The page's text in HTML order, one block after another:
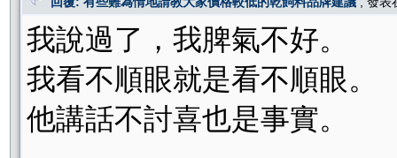
我說過了，我脾氣不好。
我看不順眼就是看不順眼。
他講話不討喜也是事實。